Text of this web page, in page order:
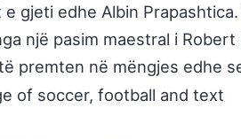
gjeti edhe Albin
një pasim maestral i
premten në mëngjes edhe